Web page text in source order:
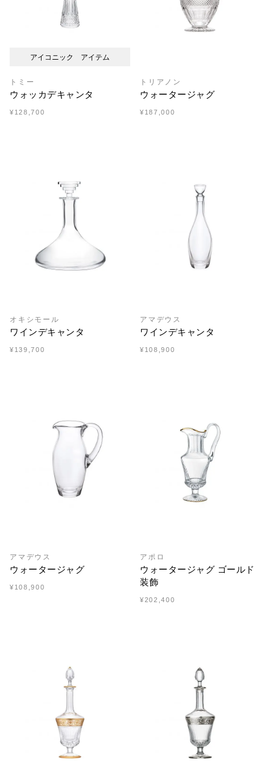
アイコニック アイテム
トミー
ウォッカデキャンタ
¥128,700
トリアノン
ウォータージャグ
¥187,000
オキシモール
ワインデキャンタ
¥139,700
アマデウス
ワインデキャンタ
¥108,900
アマデウス
ウォータージャグ
¥108,900
アポロ
ウォータージャグ ゴールド
装飾
¥202,400